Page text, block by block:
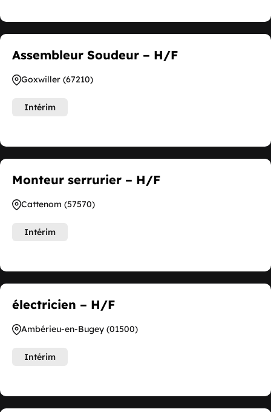
Assembleur Soudeur – H/F
Goxwiller (67210)
Intérim
Monteur serrurier – H/F
Cattenom (57570)
Intérim
électricien – H/F
Ambérieu-en-Bugey (01500)
Intérim